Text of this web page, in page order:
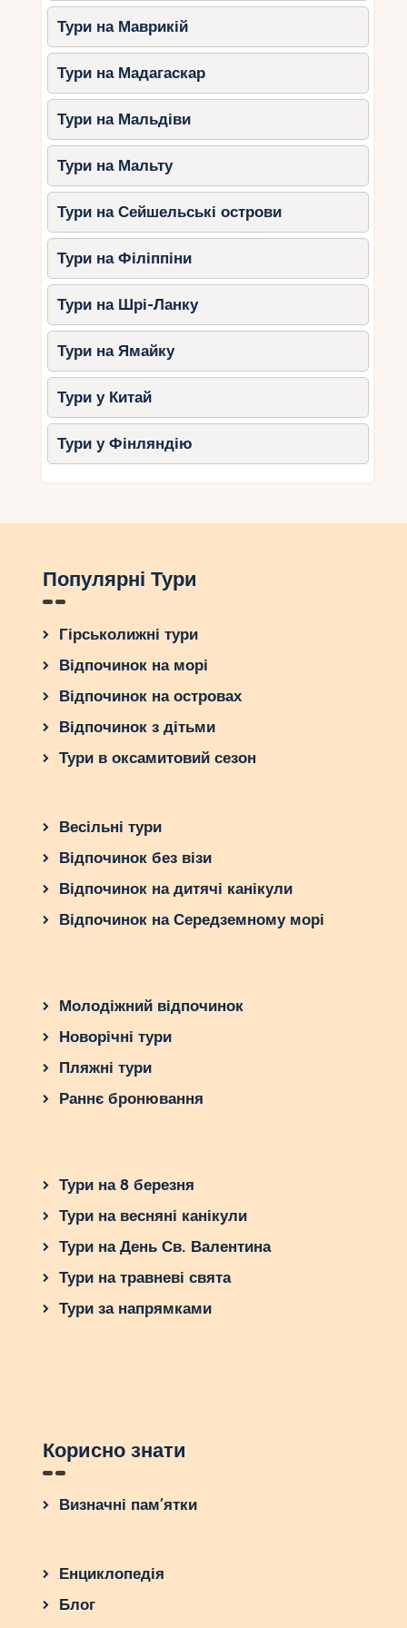
послуг: послуги няні, спеціальні
дитячі програми та меню.
Висновок
ОАЕ – це країна, де кожна сім’я знайде
ідеальний курорт для відпочинку. Від розкішних
готелів у Дубаї до спокійних куточків у
Фуджейрі та Рас-ель-Хаймі кожен курорт
пропонує унікальні можливості для відпочинку з
дітьми. Плануйте свою подорож і
найгостинніших країн світу!
Тури на Маврикій
Тури на Мадагаскар
Тури на Мальдіви
Тури на Мальту
Тури на Сейшельські острови
Тури на Філіппіни
Тури на Шрі-Ланку
Тури на Ямайку
Тури у Китай
Тури у Фінляндію
Популярні Тури
Гірськолижні тури
Відпочинок на морі
Відпочинок на островах
Відпочинок з дітьми
Тури в оксамитовий сезон
Весільні тури
Відпочинок без візи
Відпочинок на дитячі канікули
Відпочинок на Середземному морі
Молодіжний відпочинок
Новорічні тури
Пляжні тури
Раннє бронювання
Тури на 8 березня
Тури на весняні канікули
Тури на День Св. Валентина
Тури на травневі свята
Тури за напрямками
Корисно знати
Визначні пам’ятки
Енциклопедія
Блог